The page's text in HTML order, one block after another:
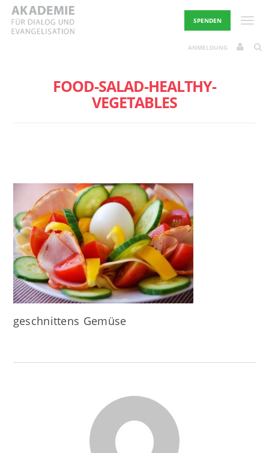
Skip
content
SPENDEN
ANMELDUNG
FOOD-SALAD-HEALTHY-
VEGETABLES
geschnittens Gemüse